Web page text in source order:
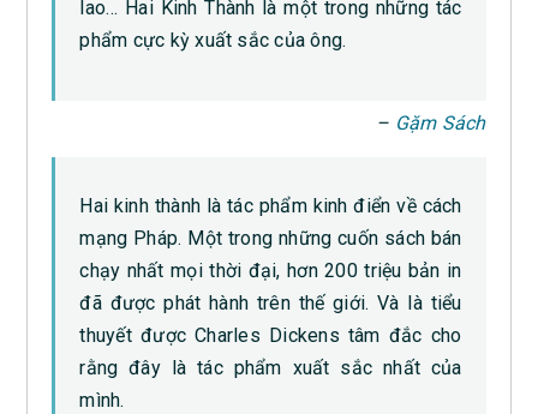
lao… Hai Kinh Thành là một trong những tác
phẩm cực kỳ xuất sắc của ông.
– Gặm Sách
Hai kinh thành là tác phẩm kinh điển về cách
mạng Pháp. Một trong những cuốn sách bán
chạy nhất mọi thời đại, hơn 200 triệu bản in
đã được phát hành trên thế giới. Và là tiểu
thuyết được Charles Dickens tâm đắc cho
rằng đây là tác phẩm xuất sắc nhất của
mình.